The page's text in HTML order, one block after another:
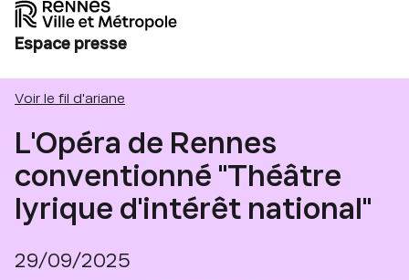
Espace presse
Voir le fil d'ariane
L'Opéra de Rennes
conventionné "Théâtre
lyrique d'intérêt national"
29/09/2025